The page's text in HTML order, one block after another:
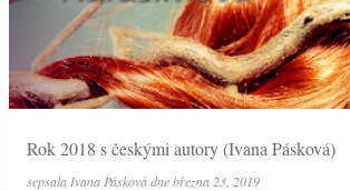
Rok 2018 s českými autory (Ivana Pásková)
sepsala Ivana Páskovádnebřezna 23, 2019